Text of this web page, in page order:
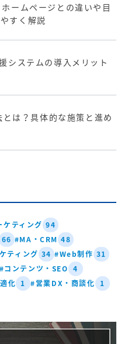
ームページとの違いや目
すく解説
システムの導入メリット
は？具体的な施策と進め
ティング 94
66 #MA・CRM 48
ティング 34 #Web制作 31
コンテンツ・SEO 4
化 1 #営業DX・商談化 1